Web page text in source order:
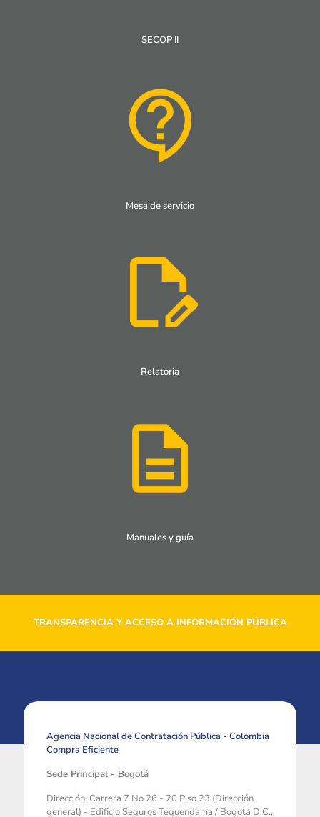
SECOP II
Mesa de servicio
Relatoria
Manuales y guía
TRANSPARENCIA Y ACCESO A INFORMACIÓN PÚBLICA
Agencia Nacional de Contratación Pública - Colombia
Compra Eficiente
Sede Principal - Bogotá
Dirección: Carrera 7 No 26 - 20 Piso 23 (Dirección
general) - Edificio Seguros Tequendama / Bogotá D.C.,